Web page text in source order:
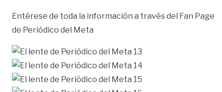
Entérese de toda la información a través del Fan Page
de Periódico del Meta